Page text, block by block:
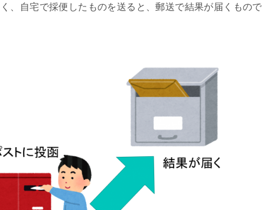
、自宅で採便したものを送ると、郵送で結果が届くもので